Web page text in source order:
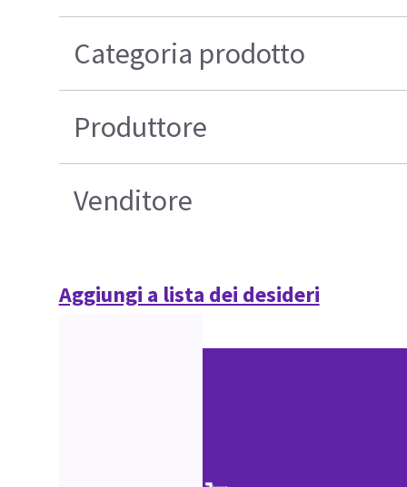
Categoria prodotto
Produttore
Venditore
Aggiungi a lista dei desideri